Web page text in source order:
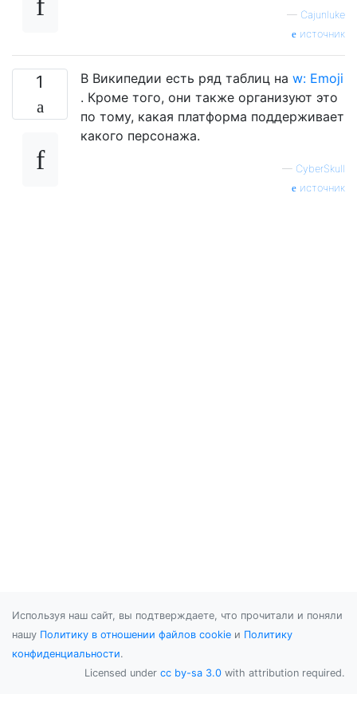
— Cajunluke
источник
1 В Википедии есть ряд таблиц на w: Emoji
. Кроме того, они также организуют это
по тому, какая платформа поддерживает
какого персонажа.
— CyberSkull
источник
Используя наш сайт, вы подтверждаете, что прочитали и поняли
нашу Политику в отношении файлов cookie и Политику
конфиденциальности.
Licensed under cc by-sa 3.0 with attribution required.